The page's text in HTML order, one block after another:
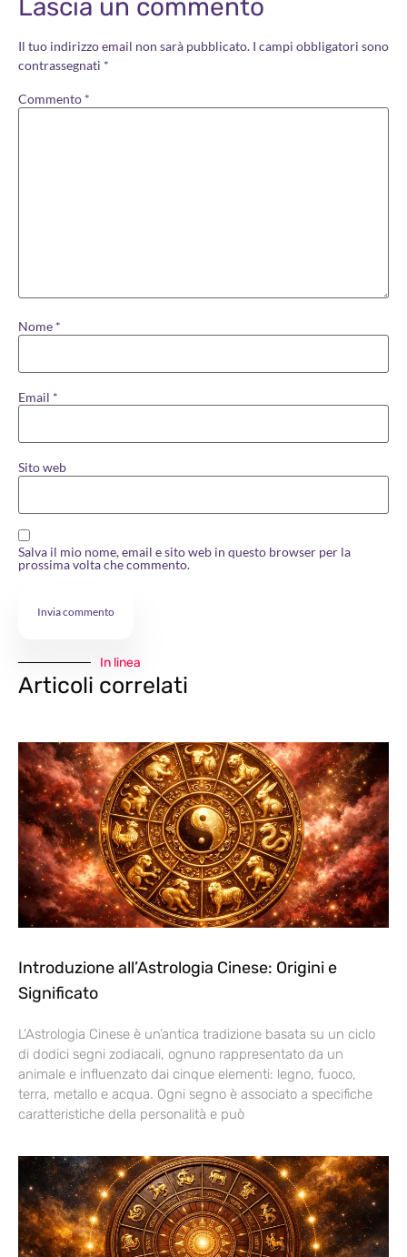
Lascia un commento
Il tuo indirizzo email non sarà pubblicato. I campi obbligatori sono
contrassegnati *
Commento *
Nome *
Email *
Sito web
Salva il mio nome, email e sito web in questo browser per la
prossima volta che commento.
In linea
Articoli correlati
Introduzione all’Astrologia Cinese: Origini e
Significato
L’Astrologia Cinese è un’antica tradizione basata su un ciclo
di dodici segni zodiacali, ognuno rappresentato da un
animale e influenzato dai cinque elementi: legno, fuoco,
terra, metallo e acqua. Ogni segno è associato a specifiche
caratteristiche della personalità e può